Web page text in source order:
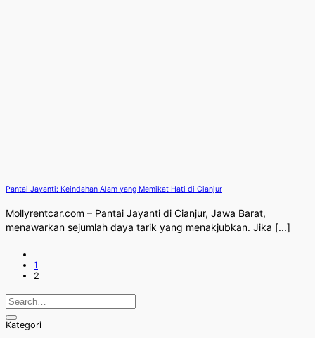
Pantai Jayanti: Keindahan Alam yang Memikat Hati di Cianjur
Mollyrentcar.com – Pantai Jayanti di Cianjur, Jawa Barat,
menawarkan sejumlah daya tarik yang menakjubkan. Jika [...]
1
2
Kategori